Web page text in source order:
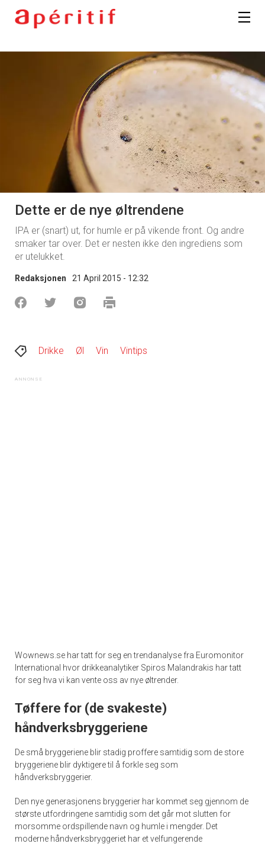
Dette er de nye øltrendene
IPA er (snart) ut, for humle er på vikende front. Og andre
smaker tar over. Det er nesten ikke den ingrediens som
er utelukket.
Redaksjonen 21 April 2015 - 12:32
Drikke Øl Vin Vintips
Wownews.se har tatt for seg en trendanalyse fra Euromonitor
International hvor drikkeanalytiker Spiros Malandrakis har tatt
for seg hva vi kan vente oss av nye øltrender.
Tøffere for (de svakeste)
håndverksbryggeriene
De små bryggeriene blir stadig proffere samtidig som de store
bryggeriene blir dyktigere til å forkle seg som
håndverksbryggerier.
Den nye generasjonens bryggerier har kommet seg gjennom de
største utfordringene samtidig som det går mot slutten for
morsomme ordspillende navn og humle i mengder. Det
moderne håndverksbryggeriet har et velfungerende